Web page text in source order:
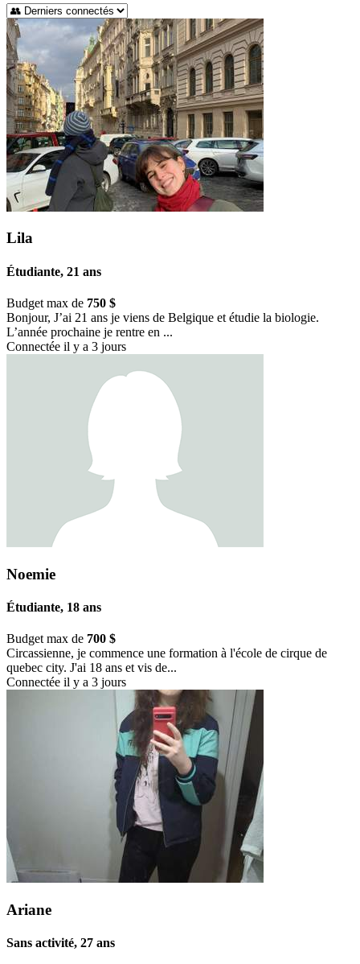
Lila
Étudiante, 21 ans
Budget max de 750 $
Bonjour, J’ai 21 ans je viens de Belgique et étudie la biologie.
L’année prochaine je rentre en ...
Connectée il y a 3 jours
Noemie
Étudiante, 18 ans
Budget max de 700 $
Circassienne, je commence une formation à l'école de cirque de
quebec city. J'ai 18 ans et vis de...
Connectée il y a 3 jours
Ariane
Sans activité, 27 ans